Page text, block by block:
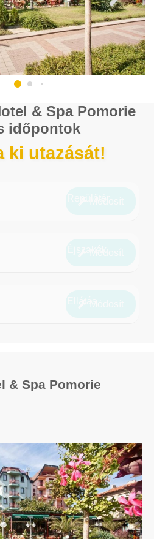
& Spa Pomorie
időpontok
ki utazását!
& Spa Pomorie